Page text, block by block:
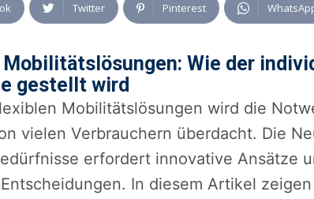
Twitter Pinterest
Wie der
gestellt wird
Mobilitätslösungen wird die
vielen Verbrauchern überdacht. Die
erfordert innovative Ansätze
In diesem Artikel